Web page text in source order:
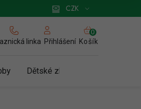
Zásady používání cookies
CZK
linka Přihlášení
NÁKUPNÍ
KOŠÍK
Košík
Dětské zboží a hračky